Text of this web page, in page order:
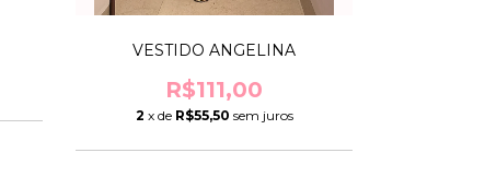
VESTIDO ANGELINA
R$111,00
2 x de R$55,50 sem juros